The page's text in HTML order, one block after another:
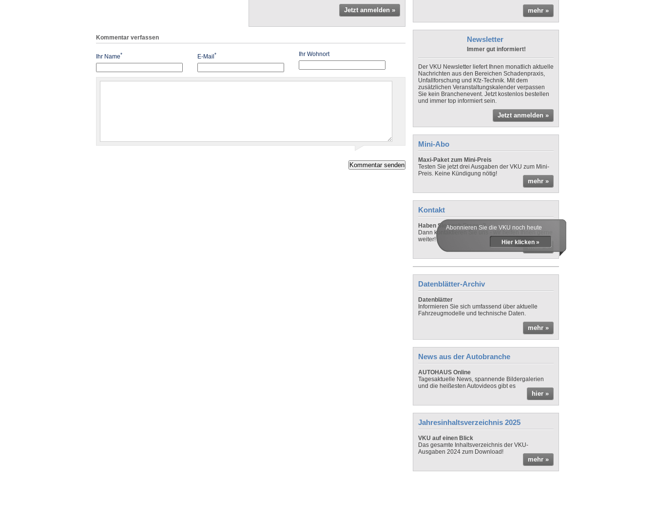
Jetzt anmelden »
Kommentar verfassen
Ihr Name* E-Mail * Ihr Wohnort
mehr »
Newsletter
Immer gut informiert!
Der VKU Newsletter liefert Ihnen monatlich aktuelle
Nachrichten aus den Bereichen Schadenpraxis,
Unfallforschung und Kfz-Technik. Mit dem
zusätzlichen Veranstaltungskalender verpassen
Sie kein Branchenevent. Jetzt kostenlos bestellen
und immer top informiert sein.
Jetzt anmelden »
Mini-Abo
Maxi-Paket zum Mini-Preis
Testen Sie jetzt drei Ausgaben der VKU zum Mini-
Preis. Keine Kündigung nötig!
mehr »
Kontakt
Haben Sie noch Fragen?
Dann kontaktieren Sie uns - wir helfen Ihnen gerne
weiter!
mehr »
Abonnieren Sie die VKU noch heute
Hier klicken »
Datenblätter-Archiv
Datenblätter
Informieren Sie sich umfassend über aktuelle
Fahrzeugmodelle und technische Daten.
mehr »
News aus der Autobranche
AUTOHAUS Online
Tagesaktuelle News, spannende Bildergalerien
und die heißesten Autovideos gibt es
hier »
Jahresinhaltsverzeichnis 2025
VKU auf einen Blick
Das gesamte Inhaltsverzeichnis der VKU-
Ausgaben 2024 zum Download!
mehr »